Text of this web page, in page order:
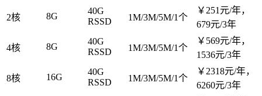
2核 8G
40G
RSSD
1M/3M/5M/1个
￥251元/年，
679元/3年
4核 8G
40G
RSSD
1M/3M/5M/1个
￥569元/年，
1536元/3年
8核 16G
40G
RSSD
1M/3M/5M/1个
￥2318元/年，
6260元/3年